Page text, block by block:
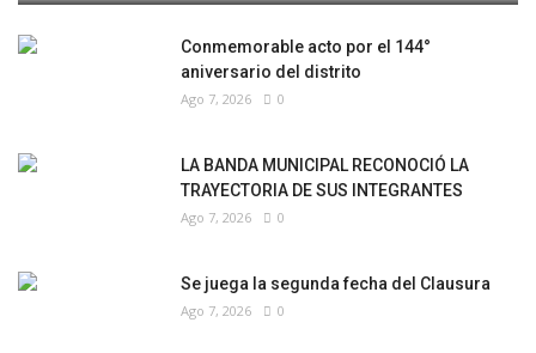
Conmemorable acto por el 144°
aniversario del distrito
Ago 7, 2026 0
LA BANDA MUNICIPAL RECONOCIÓ LA
TRAYECTORIA DE SUS INTEGRANTES
Ago 7, 2026 0
Se juega la segunda fecha del Clausura
Ago 7, 2026 0